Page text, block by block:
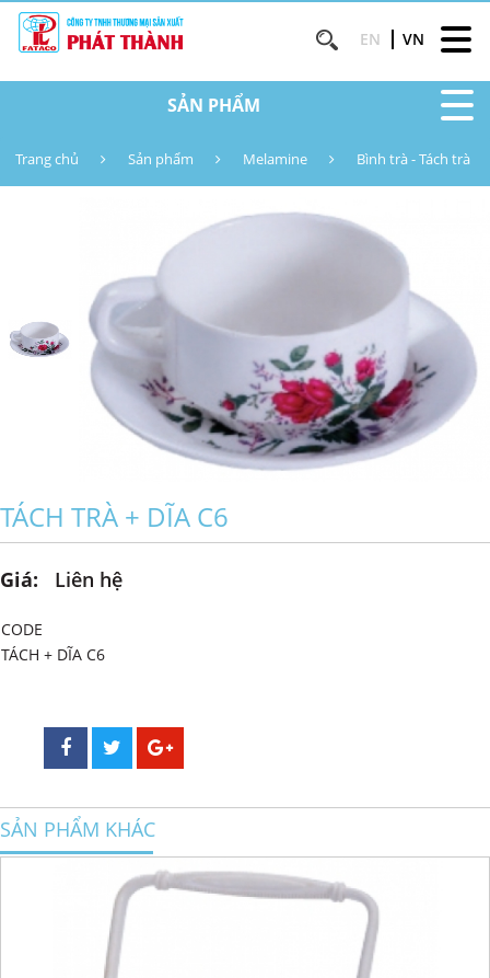
EN VN
SẢN PHẨM
Trang chủ Sản phẩm Melamine Bình trà - Tách trà
TÁCH TRÀ + DĨA C6
Giá: Liên hệ
CODE
TÁCH + DĨA C6
SẢN PHẨM KHÁC